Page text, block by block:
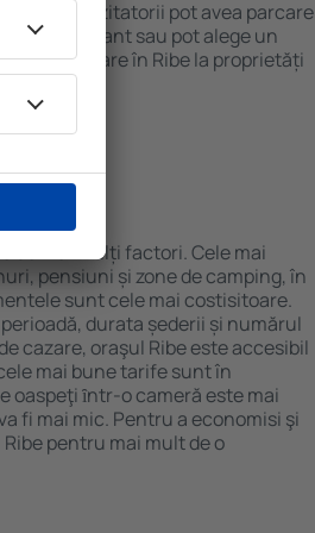
Vizitatorii pot avea parcare
la restaurant sau pot alege un
cazare în Ribe la proprietăți
de mai mulți factori. Cele mai
pensiuni și zone de camping, în
sunt cele mai costisitoare.
durata șederii și numărul
cazare, oraşul Ribe este accesibil
mai bune tarife sunt în
oaspeţi ȋntr-o cameră este mai
fi mai mic. Pentru a economisi şi
pentru mai mult de o